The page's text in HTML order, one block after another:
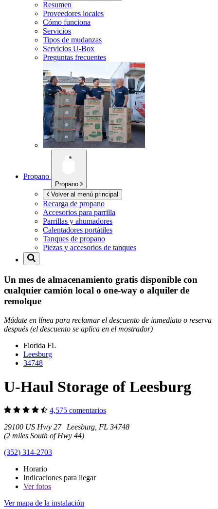
Resumen
Proveedores locales
Cómo funciona
Servicios
Tipos de mudanzas
Servicios U-Box
Preguntas frecuentes
Propano
Propano
Volver al menú principal
Recarga de propano
Accesorios para parrilla
Parrillas y ahumadores
Calentadores portátiles
Tanques de propano
Piezas y accesorios de tanques
Un mes de almacenamiento gratis disponible con
cualquier camión local o one-way o alquiler de
remolque
Múdate en línea para reclamar el descuento de inmediato o reserva
después (el descuento se aplica en el mostrador)
Florida FL
Leesburg
34748
U-Haul Storage of Leesburg
4,575 comentarios
29100 US Hwy 27 Leesburg, FL 34748
(2 miles South of Hwy 44)
(352) 314-2703
Horario
Indicaciones para llegar
Verfotos
Ver mapa de la instalación